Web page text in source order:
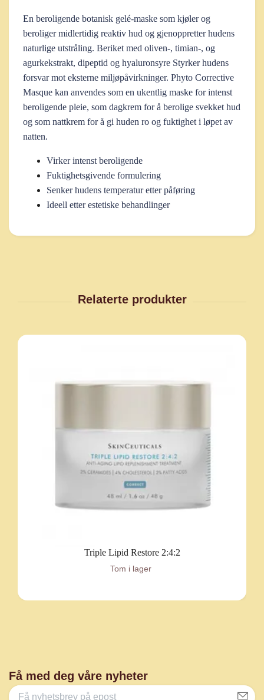
En beroligende botanisk gelé-maske som kjøler og
beroliger midlertidig reaktiv hud og gjenoppretter hudens
naturlige utstråling. Beriket med oliven-, timian-, og
agurkekstrakt, dipeptid og hyaluronsyre Styrker hudens
forsvar mot eksterne miljøpåvirkninger. Phyto Corrective
Masque kan anvendes som en ukentlig maske for intenst
beroligende pleie, som dagkrem for å berolige svekket hud
og som nattkrem for å gi huden ro og fuktighet i løpet av
natten.
Virker intenst beroligende
Fuktighetsgivende formulering
Senker hudens temperatur etter påføring
Ideell etter estetiske behandlinger
Triple Lipid Restore 2:4:2
Tom i lager
Få med deg våre nyheter